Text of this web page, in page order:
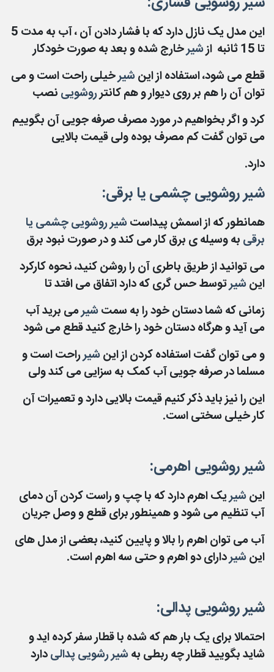
این مدل یک نازل دارد که با فشار دادن آن ، آب به مدت 5
تا 15 ثانبه از
شیرخارج شده و بعد به صورت خودکار
قطعمی شود، استفاده از اینشیرخیلی راحت است و می
توان آن را هم بر روی دیوار و هم کانترروشویی نصب
کرد و اگر بخواهیم در مورد مصرف صرفه جویی آن بگوییم
می توان گفت کم مصرف بوده ولی قیمت بالایی
دارد.
شیر روشویی چشمی یا برقی:
همانطور که از اسمش پیداستشیر روشویی چشمی یا
برقی به وسیله ی برق کار می کند و در صورت نبود برق
می توانید از طریق باطری آن را روشن کنید، نحوه کارکرد
اینشیرتوسط حس گری که دارد اتفاق می افتد تا
زمانی که شما دستان خود را به سمتشیرمی برید آب
می آید و هرگاه دستان خود را خارج کنید قطع می شود
ومی توان گفت استفاده کردن از اینشیرراحت است و
مسلما در صرفه جویی آب کمک به سزایی می کند ولی
این را نیز باید ذکر کنیم قیمت بالایی دارد و تعمیرات آن
کار خیلی سختی است.
شیر روشویی اهرمی:
اینشیریک اهرم دارد که با چپ و راست کردن آن دمای
آب تنظیم می شود و همینطور برای قطع ووصل جریان
آب می توان اهرم را بالا و پایین کنید، بعضی از مدل های
اینشیردارای دو اهرم و حتی سه اهرم است.
شیر روشویی پدالی:
احتمالا برای یک بار هم که شده با قطار سفر کرده اید و
شاید بگویید قطار چه ربطی بهشیر رشویی پدالیدارد